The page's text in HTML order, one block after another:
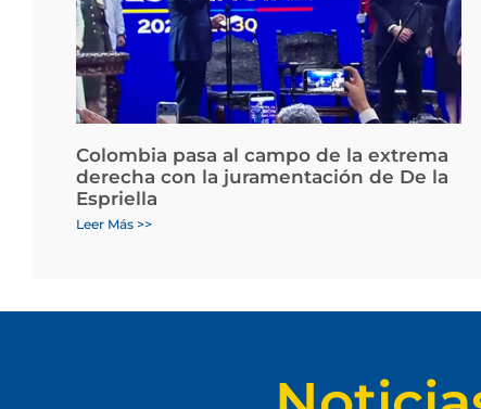
Colombia pasa al campo de la extrema
derecha con la juramentación de De la
Espriella
Leer Más >>